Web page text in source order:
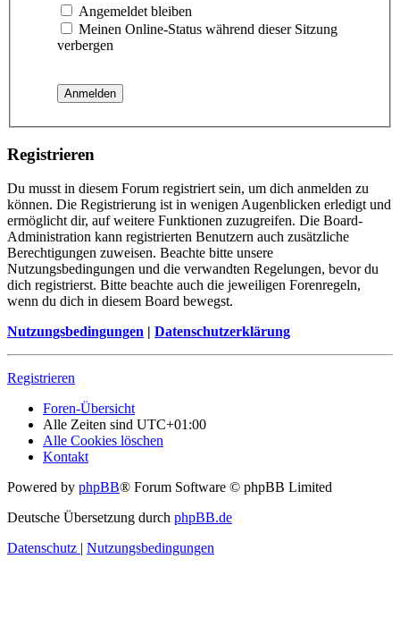
Angemeldet bleiben
Meinen Online-Status während dieser Sitzung
verbergen
Registrieren
Du musst in diesem Forum registriert sein, um dich anmelden zu
können. Die Registrierung ist in wenigen Augenblicken erledigt und
ermöglicht dir, auf weitere Funktionen zuzugreifen. Die Board-
Administration kann registrierten Benutzern auch zusätzliche
Berechtigungen zuweisen. Beachte bitte unsere
Nutzungsbedingungen und die verwandten Regelungen, bevor du
dich registrierst. Bitte beachte auch die jeweiligen Forenregeln,
wenn du dich in diesem Board bewegst.
Nutzungsbedingungen | Datenschutzerklärung
Registrieren
Foren-Übersicht
Alle Zeiten sind UTC+01:00
Alle Cookies löschen
Kontakt
Powered by phpBB® Forum Software © phpBB Limited
Deutsche Übersetzung durch phpBB.de
Datenschutz | Nutzungsbedingungen